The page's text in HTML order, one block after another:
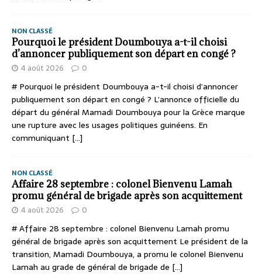
NON CLASSÉ
Pourquoi le président Doumbouya a-t-il choisi
d’annoncer publiquement son départ en congé ?
4 août 2026 0
# Pourquoi le président Doumbouya a-t-il choisi d’annoncer
publiquement son départ en congé ? L’annonce officielle du
départ du général Mamadi Doumbouya pour la Grèce marque
une rupture avec les usages politiques guinéens. En
communiquant [...]
NON CLASSÉ
Affaire 28 septembre : colonel Bienvenu Lamah
promu général de brigade après son acquittement
4 août 2026 0
# Affaire 28 septembre : colonel Bienvenu Lamah promu
général de brigade après son acquittement Le président de la
transition, Mamadi Doumbouya, a promu le colonel Bienvenu
Lamah au grade de général de brigade de [...]